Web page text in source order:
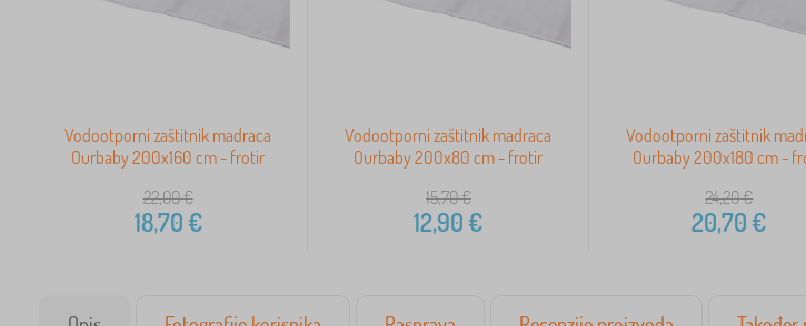
Vodootporni zaštitnik madraca
Ourbaby 200x160 cm - frotir
22,00€
18,70€
Vodootporni zaštitnik madraca
Ourbaby 200x80 cm - frotir
15,70€
12,90€
Vodootporni zaštitnik
Ourbaby 200x180 cm -
24,20€
20,70€